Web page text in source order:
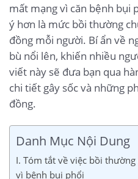
mất mạng vì căn bệnh bụi
ý hơn là mức bồi thường
đồng mỗi người. Bí ẩn về
bù nổi lên, khiến nhiều
viết này sẽ đưa bạn qua
chi tiết gây sốc và những
đồng.
Danh Mục Nội Dung
I. Tóm tắt về việc bồi
vì bệnh bụi phổi